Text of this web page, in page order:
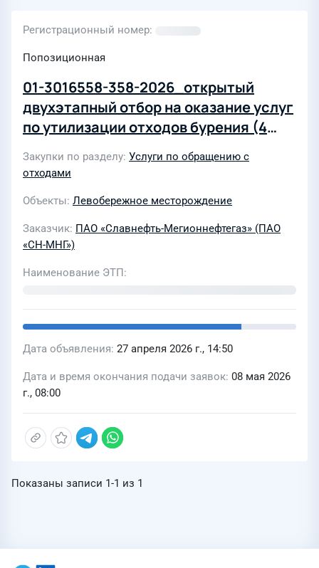
Регистрационный номер
Попозиционная
01-3016558-358-2026_открытый
двухэтапный отбор на оказание услуг
по утилизации отходов бурения (4
Закупки по разделу Услуги по обращению с
отходами
Объекты Левобережное месторождение
Заказчик ПАО «Славнефть-Мегионнефтегаз» (ПАО
«СН-МНГ»)
Наименование ЭТП
Дата объявления 27 апреля 2026 г., 14:50
Дата и время окончания подачи заявок 08 мая 2026
г., 08:00
Показаны записи 1-1 из 1